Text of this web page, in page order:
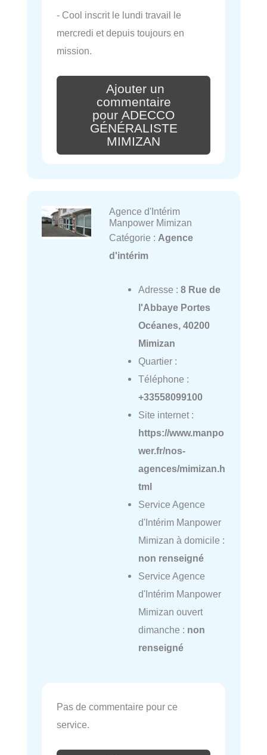
- Cool inscrit le lundi travail le
mercredi et depuis toujours en
mission.
Ajouter un
commentaire
pour ADECCO
GÉNÉRALISTE
MIMIZAN
Agence d'Intérim
Manpower Mimizan
Catégorie : Agence
d'intérim
Adresse : 8 Rue de
l'Abbaye Portes
Océanes, 40200
Mimizan
Quartier :
Téléphone :
+33558099100
Site internet :
https://www.manpo
wer.fr/nos-
agences/mimizan.h
tml
Service Agence
d'Intérim Manpower
Mimizan à domicile :
non renseigné
Service Agence
d'Intérim Manpower
Mimizan ouvert
dimanche : non
renseigné
Pas de commentaire pour ce
service.